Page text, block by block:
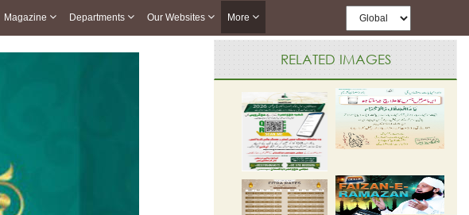
Magazine Departments Our Websites More
RELATED IMAGES